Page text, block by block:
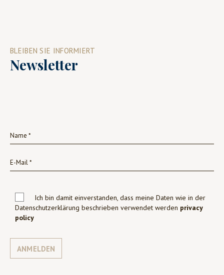
BLEIBEN SIE INFORMIERT
Newsletter
Ich bin damit einverstanden, dass meine Daten wie in der
Datenschutzerklärung beschrieben verwendet werden privacy
policy
ANMELDEN